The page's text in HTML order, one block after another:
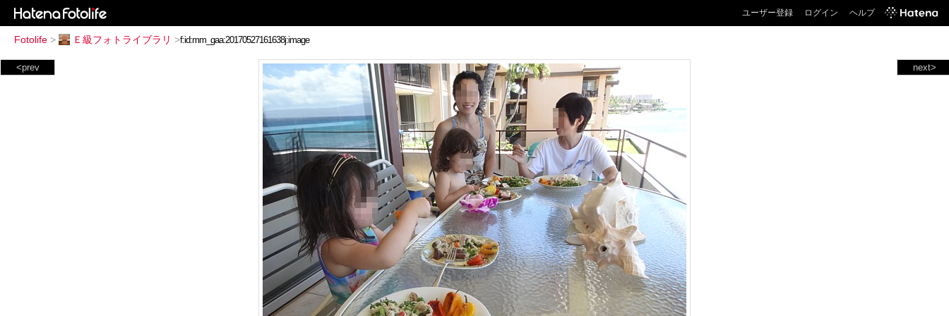
ユーザー登録 ログイン ヘルプ
Fotolife > Ｅ級フォトライブラリ >
next>
<prev